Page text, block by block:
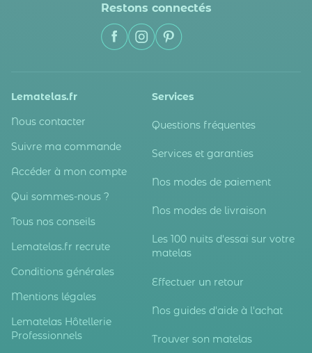
Restons connectés
Lematelas.fr
Nous contacter
Suivre ma commande
Accéder à mon compte
Qui sommes-nous ?
Tous nos conseils
Lematelas.fr recrute
Conditions générales
Mentions légales
Lematelas Hôtellerie
Professionnels
Services
Questions fréquentes
Services et garanties
Nos modes de paiement
Nos modes de livraison
Les 100 nuits d'essai sur votre
matelas
Effectuer un retour
Nos guides d'aide à l'achat
Trouver son matelas